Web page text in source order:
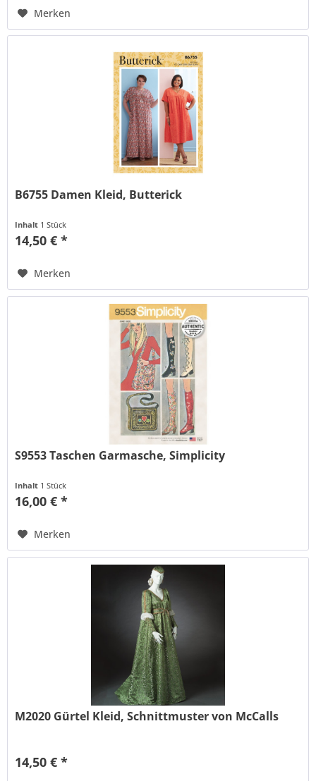
Merken
B6755 Damen Kleid, Butterick
Inhalt 1 Stück
14,50 € *
Merken
S9553 Taschen Garmasche, Simplicity
Inhalt 1 Stück
16,00 € *
Merken
M2020 Gürtel Kleid, Schnittmuster von McCalls
14,50 € *